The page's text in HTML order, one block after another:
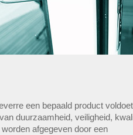
een bepaald product
duurzaamheid, veiligheid,
afgegeven door een